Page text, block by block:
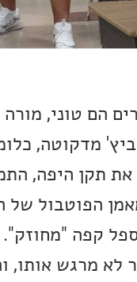
הם טוני,
מדקוטה,
תקן היפה,
הפוטבול של
קפה "מחוזק".
מרגש אותו,